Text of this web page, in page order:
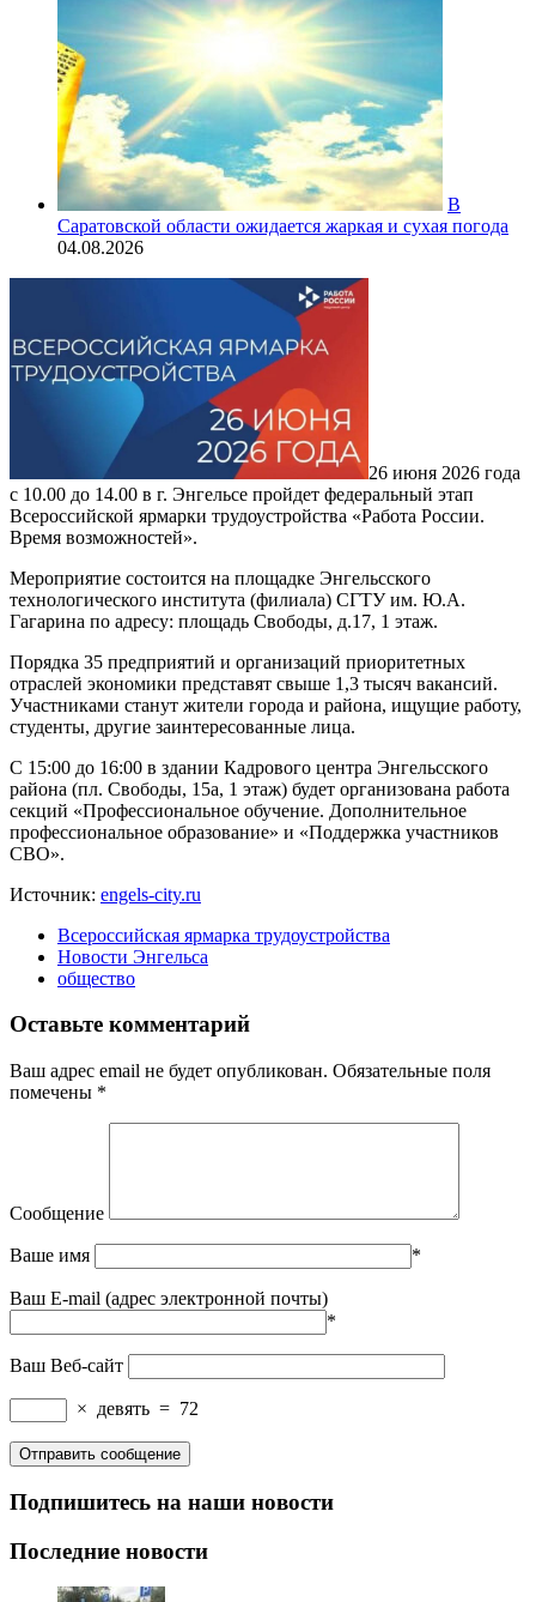
В
Саратовской области ожидается жаркая и сухая погода
04.08.2026
26 июня 2026 года
с 10.00 до 14.00 в г. Энгельсе пройдет федеральный этап
Всероссийской ярмарки трудоустройства «Работа России.
Время возможностей».
Мероприятие состоится на площадке Энгельсского
технологического института (филиала) СГТУ им. Ю.А.
Гагарина по адресу: площадь Свободы, д.17, 1 этаж.
Порядка 35 предприятий и организаций приоритетных
отраслей экономики представят свыше 1,3 тысяч вакансий.
Участниками станут жители города и района, ищущие работу,
студенты, другие заинтересованные лица.
С 15:00 до 16:00 в здании Кадрового центра Энгельсского
района (пл. Свободы, 15а, 1 этаж) будет организована работа
секций «Профессиональное обучение. Дополнительное
профессиональное образование» и «Поддержка участников
СВО».
Источник: engels-city.ru
Всероссийская ярмарка трудоустройства
Новости Энгельса
общество
Оставьте комментарий
Ваш адрес email не будет опубликован. Обязательные поля
помечены *
Сообщение
Ваше имя *
Ваш E-mail (адрес электронной почты)
*
Ваш Веб-сайт
× девять = 72
Подпишитесь на наши новости
Последние новости